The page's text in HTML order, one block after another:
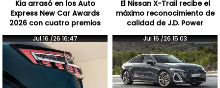
Kia arrasó en los Auto
Express New Car Awards
2026 con cuatro premios
El Nissan X-Trail recibe el
máximo reconocimiento de
calidad de J.D. Power
Jul 16 /26 16:47 Jul 16 /26 15:03